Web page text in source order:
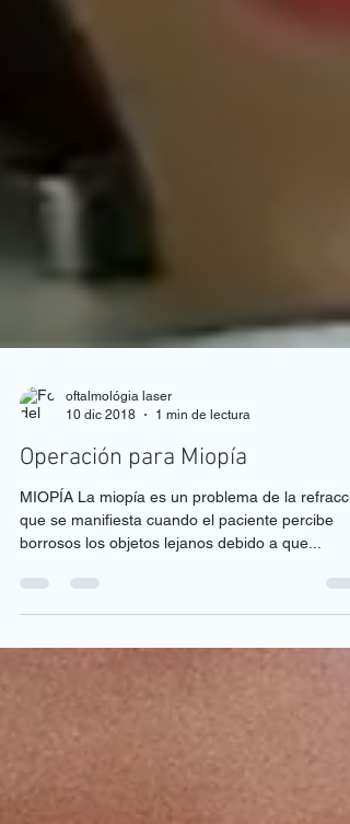
10 dic 2018
1 min de lectura
Operación para Miopía
MIOPÍA La miopía es un problema de la refracción
borrosos los objetos lejanos debido a que...